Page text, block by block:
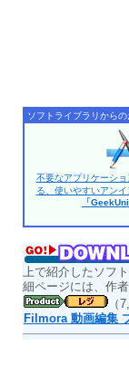
ソフトライブラリから
不要なアプリケーシ
る、使いやすいアン
「
上で紹介したソフ
細ページには、作
（
Filmora 動画編集